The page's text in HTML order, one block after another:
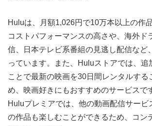
Huluは、月額1,026円で10万本以上の作
コストパフォーマンスの高さや、海外ド
信、日本テレビ系番組の見逃し配信など
っています。また、Huluストアでは、追
ことで最新の映画を30日間レンタルする
め、映画好きにもおすすめのサービスで
Huluプレミアでは、他の動画配信サービ
の作品も楽しむことができるため、コン